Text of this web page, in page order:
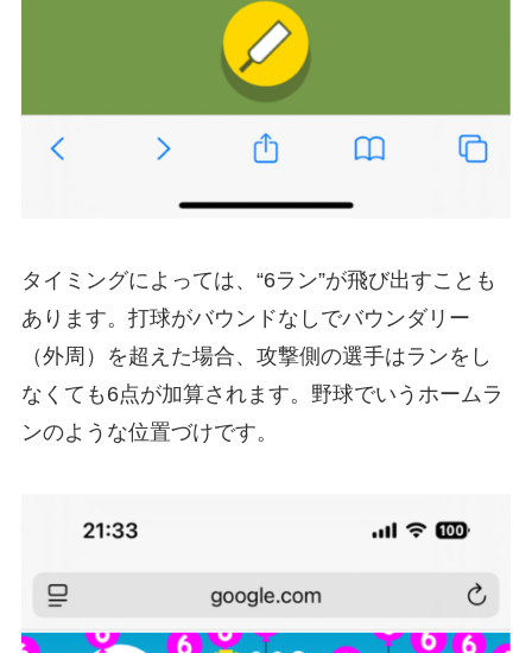
タイミングによっては、“6ラン”が飛び出すことも
あります。打球がバウンドなしでバウンダリー
（外周）を超えた場合、攻撃側の選手はランをし
なくても6点が加算されます。野球でいうホームラ
ンのような位置づけです。